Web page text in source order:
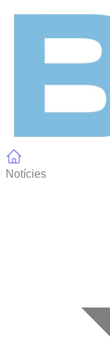
Notícies